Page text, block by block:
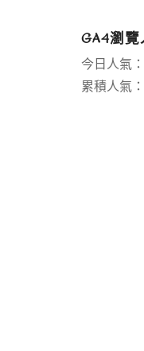
GA4瀏覽
今日人氣
累積人氣